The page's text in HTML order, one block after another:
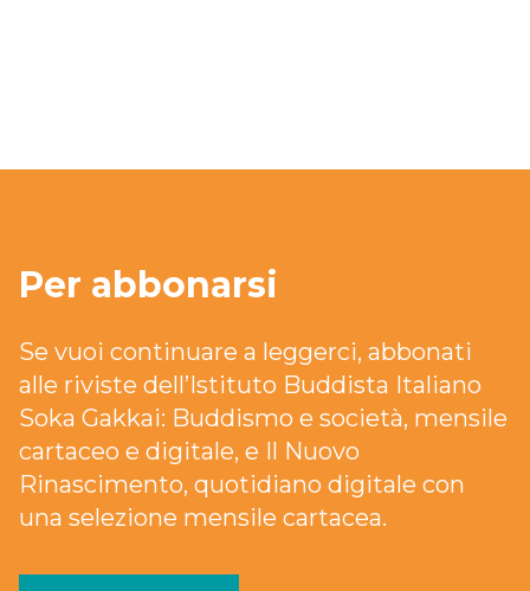
Per abbonarsi
Se vuoi continuare a leggerci, abbonati
alle riviste dell’Istituto Buddista Italiano
Soka Gakkai: Buddismo e società, mensile
cartaceo e digitale, e Il Nuovo
Rinascimento, quotidiano digitale con
una selezione mensile cartacea.